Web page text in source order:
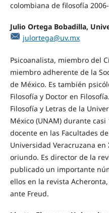
colombiana de filosofía
Julio Ortega Bobadilla,
julortega@uv.mx
Psicoanalista, miembro del
miembro adherente de la
de México. Es también
Filosofía y Doctor en
Filosofía y Letras de la
México (UNAM) durante
docente en las Facultades
Universidad Veracruzana
oriundo. Es director de la
publicado un importante
ellos en la revista
ante Freud.